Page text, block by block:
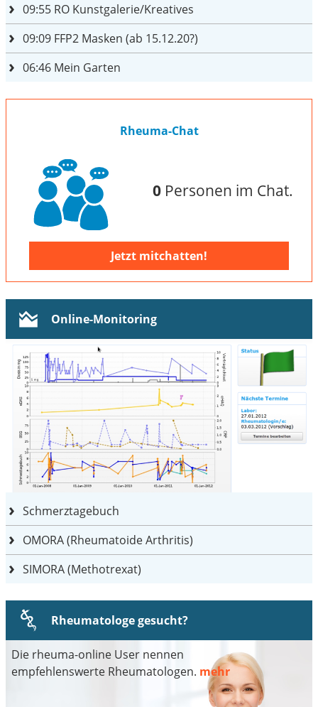
09:55 RO Kunstgalerie/Kreatives
09:09 FFP2 Masken (ab 15.12.20?)
06:46 Mein Garten
Rheuma-Chat
0Personen im Chat.
Jetzt mitchatten!
Online-Monitoring
Schmerztagebuch
OMORA (Rheumatoide Arthritis)
SIMORA (Methotrexat)
Rheumatologe gesucht?
Die rheuma-online User nennen
empfehlenswerte Rheumatologen. mehr